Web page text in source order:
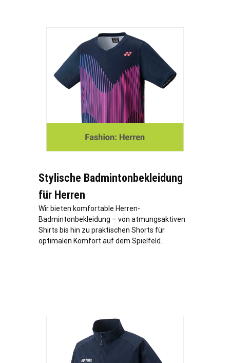
Stylische Badmintonbekleidung
für Herren
Wir bieten komfortable Herren-
Badmintonbekleidung – von atmungsaktiven
Shirts bis hin zu praktischen Shorts für
optimalen Komfort auf dem Spielfeld.